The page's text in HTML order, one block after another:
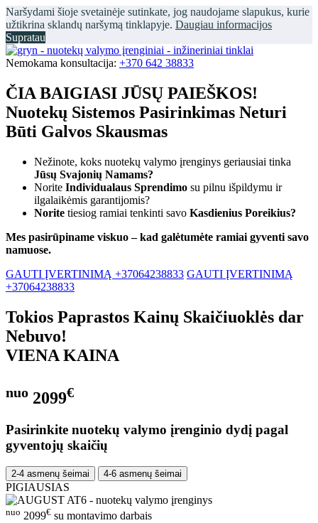
Naršydami šioje svetainėje sutinkate, jog naudojame slapukus, kurie
užtikrina sklandų naršymą tinklapyje. Daugiau informacijos
Supratau
Nemokama konsultacija: +370 642 38833
ČIA BAIGIASI JŪSŲ PAIEŠKOS!
Nuotekų Sistemos Pasirinkimas Neturi
Būti Galvos Skausmas
Nežinote, koks nuotekų valymo įrenginys geriausiai tinka
Jūsų Svajonių Namams?
Norite Individualaus Sprendimo su pilnu išpildymu ir
ilgalaikėmis garantijomis?
Norite tiesiog ramiai tenkinti savo Kasdienius Poreikius?
Mes pasirūpiname viskuo – kad galėtumėte ramiai gyventi savo
namuose.
GAUTI ĮVERTINIMĄ +37064238833 GAUTI ĮVERTINIMĄ
+37064238833
Tokios Paprastos Kainų Skaičiuoklės dar
Nebuvo!
VIENA KAINA
nuo 2099€
Pasirinkite nuotekų valymo įrenginio dydį pagal
gyventojų skaičių
2-4 asmenų šeimai 4-6 asmenų šeimai
PIGIAUSIAS
nuo 2099€ su montavimo darbais